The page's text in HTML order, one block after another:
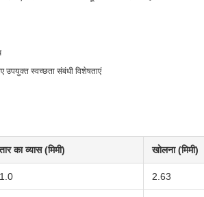
उपयुक्त स्वच्छता संबंधी विशेषताएं
तार का व्यास (मिमी) खोलना (मिमी)
1.0 2.63